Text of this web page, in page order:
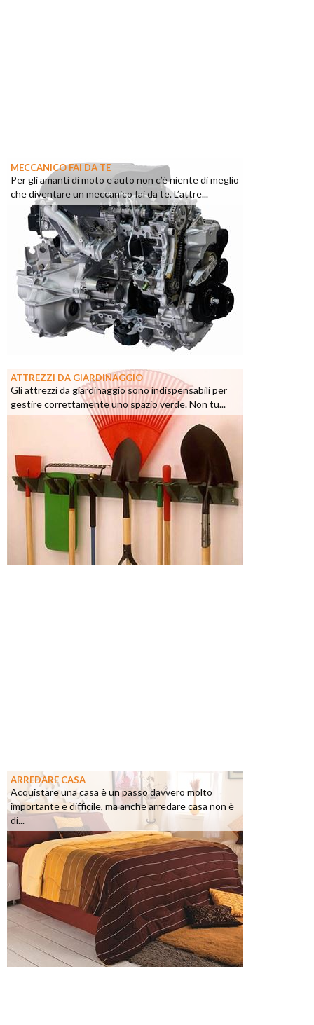
MECCANICO FAI DA TE
Per gli amanti di moto e auto non c’è niente di meglio
che diventare un meccanico fai da te. L’attre...
ATTREZZI DA GIARDINAGGIO
Gli attrezzi da giardinaggio sono indispensabili per
gestire correttamente uno spazio verde. Non tu...
ARREDARE CASA
Acquistare una casa è un passo davvero molto
importante e difficile, ma anche arredare casa non è
di...